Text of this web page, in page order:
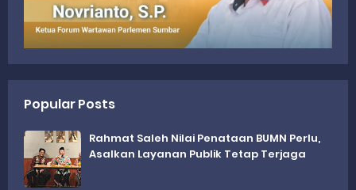
Popular Posts
Rahmat Saleh Nilai Penataan BUMN Perlu,
Asalkan Layanan Publik Tetap Terjaga